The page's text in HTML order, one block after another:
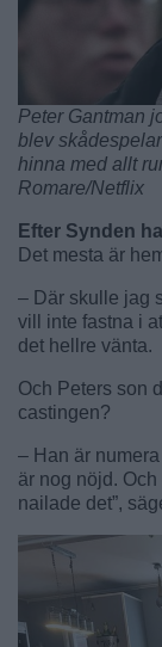
Peter Gantman
blev
hinna med allt
Romare/Netflix
Efter Synden
Det mesta är
– Där skulle jag
vill inte fastna i
det hellre vänta.
Och Peters son
castingen?
– Han är
är nog nöjd.
nailade det”,